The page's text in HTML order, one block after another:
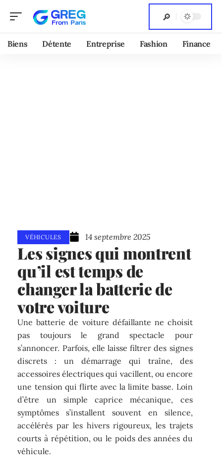
Biens Détente Entreprise Fashion Finance
VÉHICULES 14 septembre 2025
Les signes qui montrent
qu’il est temps de
changer la batterie de
votre voiture
Une batterie de voiture défaillante ne choisit
pas toujours le grand spectacle pour
s’annoncer. Parfois, elle laisse filtrer des signes
discrets : un démarrage qui traîne, des
accessoires électriques qui vacillent, ou encore
une tension qui flirte avec la limite basse. Loin
d’être un simple caprice mécanique, ces
symptômes s’installent souvent en silence,
accélérés par les hivers rigoureux, les trajets
courts à répétition, ou le poids des années du
véhicule.